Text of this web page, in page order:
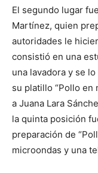
El segundo lugar
Martínez, quien
autoridades le
consistió en una
una lavadora y se
su platillo “Pollo en
a Juana Lara
la quinta posición
preparación de
microondas y una